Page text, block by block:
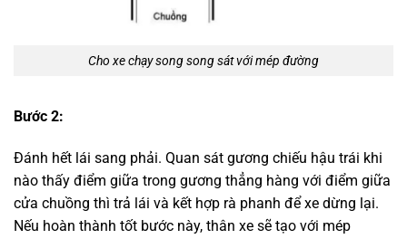
Cho xe chạy song song sát với mép đường
Bước 2:
Đánh hết lái sang phải. Quan sát gương chiếu hậu trái khi
nào thấy điểm giữa trong gương thẳng hàng với điểm giữa
cửa chuồng thì trả lái và kết hợp rà phanh để xe dừng lại.
Nếu hoàn thành tốt bước này, thân xe sẽ tạo với mép